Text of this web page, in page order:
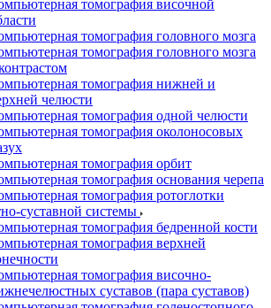
томография височной
томография головного мозга
томография головного мозга
томография нижней и
челюсти
томография одной челюсти
томография околоносовых
томография орбит
томография основания черепа
томография ротоглотки
суставной системы
томография бедренной кости
томография верхней
томография височно-
суставов (пара суставов)